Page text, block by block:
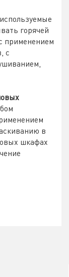
горячей
применением
с
в
шкафах